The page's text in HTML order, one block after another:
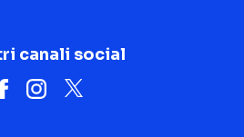
canali social